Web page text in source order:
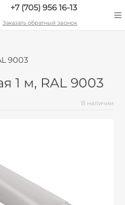
+7 (705) 956 16-13
Заказать обратный звонок
9003
1 м, RAL 9003
В наличии